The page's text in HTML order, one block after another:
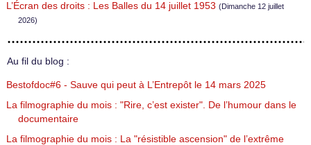
L’Écran des droits : Les Balles du 14 juillet 1953 (Dimanche 12 juillet
2026)
Au fil du blog :
Bestofdoc#6 - Sauve qui peut à L’Entrepôt le 14 mars 2025
La filmographie du mois : "Rire, c’est exister". De l’humour dans le
documentaire
La filmographie du mois : La "résistible ascension" de l’extrême